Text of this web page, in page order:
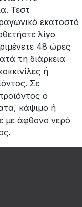
Τεστ
εκατοστό
λίγο
48 ώρες
τη διάρκεια
ή
Σε
ο
κάψιμο ή
με άφθονο νερό